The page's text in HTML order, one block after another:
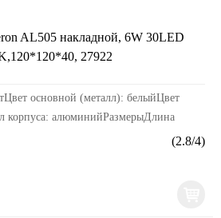
AL505 накладной, 6W 30LED
27922
основной (металл): белыйЦвет
корпуса: алюминийРазмерыДлина
(2.8/4)